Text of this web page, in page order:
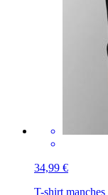
34,99 €
T-shirt